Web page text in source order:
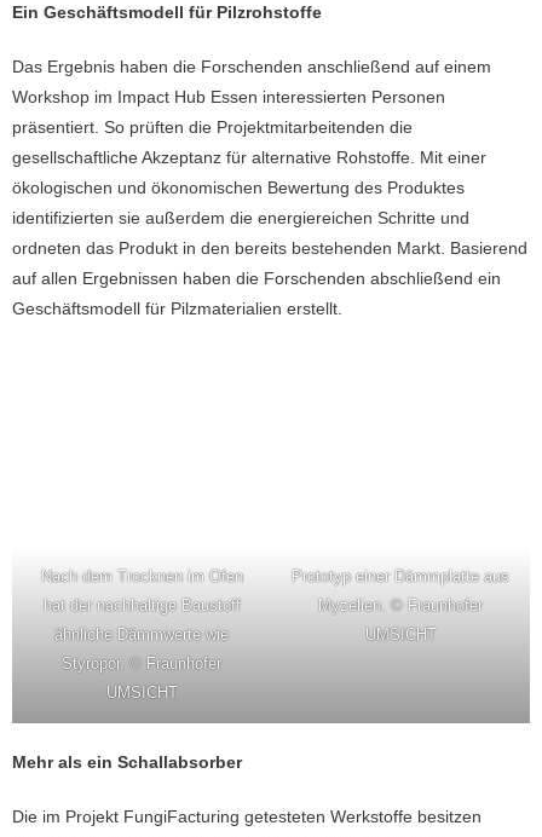
Ein Geschäftsmodell für Pilzrohstoffe
Das Ergebnis haben die Forschenden anschließend auf einem
Workshop im Impact Hub Essen interessierten Personen
präsentiert. So prüften die Projektmitarbeitenden die
gesellschaftliche Akzeptanz für alternative Rohstoffe. Mit einer
ökologischen und ökonomischen Bewertung des Produktes
identifizierten sie außerdem die energiereichen Schritte und
ordneten das Produkt in den bereits bestehenden Markt. Basierend
auf allen Ergebnissen haben die Forschenden abschließend ein
Geschäftsmodell für Pilzmaterialien erstellt.
Nach dem Trocknen im Ofen
hat der nachhaltige Baustoff
ähnliche Dämmwerte wie
Styropor. © Fraunhofer
UMSICHT
Prototyp einer Dämmplatte aus
Myzelien. © Fraunhofer
UMSICHT
Mehr als ein Schallabsorber
Die im Projekt FungiFacturing getesteten Werkstoffe besitzen